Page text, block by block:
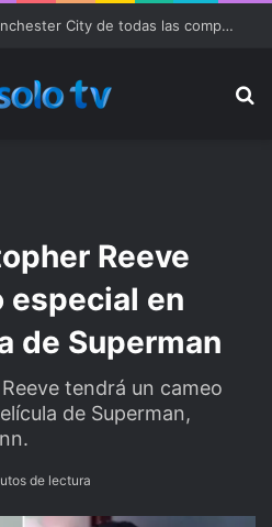
¿Pueden expulsar al Manchester City de todas las competiciones?
Reeve
especial en
de Superman
tendrá un cameo
de Superman,
de lectura